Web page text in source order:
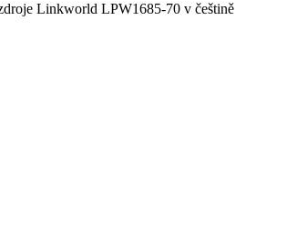
Linkworld LPW1685-70 v češtině